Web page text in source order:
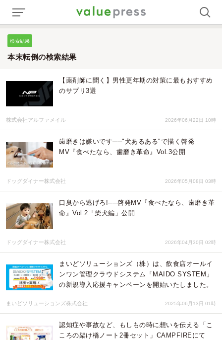
検索結果
本末転倒の検索結果
【薬剤師に聞く】男性更年期の対策に最もおすすめ
のサプリ3選
株式会社アルファメイル 2026年06月22日 10時
歯磨きは嫌いです──"犬あるある"で描く啓発
MV『食べたなら、歯磨き革命』Vol.3公開
ドッグダイナー株式会社 2026年05月08日 03時
口臭から逃げろ!──啓発MV『食べたなら、歯磨き革
命』Vol.2「柴犬編」公開
ドッグダイナー株式会社 2026年04月30日 02時
まいどソリューションズ（株）は、飲食店オールイ
ンワン管理クラウドシステム「MAIDO SYSTEM」
の新規導入応援キャンペーンを開始いたしました。
まいどソリューションズ株式会社 2025年06月13日 01時
認知症や事故など、もしもの時に想いを伝える「こ
ころの架け橋ノート2冊セット」CAMPFIREにて